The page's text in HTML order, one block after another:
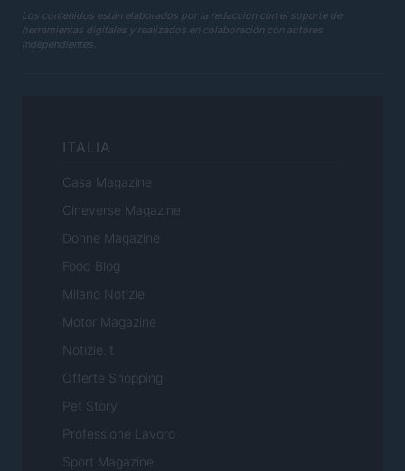
Los contenidos están elaborados por la redacción con el soporte de
herramientas digitales y realizados en colaboración con autores
independientes.
ITALIA
Casa Magazine
Cineverse Magazine
Donne Magazine
Food Blog
Milano Notizie
Motor Magazine
Notizie.it
Offerte Shopping
Pet Story
Professione Lavoro
Sport Magazine